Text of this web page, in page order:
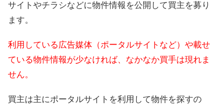
サイトやチラシなどに物件情報を公開して買主を募り
ます。
利用している広告媒体（ポータルサイトなど）や載せ
ている物件情報が少なければ、なかなか買手は現れま
せん。
買主は主にポータルサイトを利用して物件を探すの